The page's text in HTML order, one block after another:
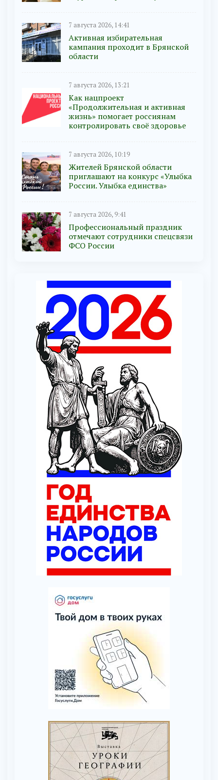
7 августа 2026, 14:41
Активная избирательная
кампания проходит в Брянской
области
7 августа 2026, 13:21
Как нацпроект
«Продолжительная и активная
жизнь» помогает россиянам
контролировать своё здоровье
7 августа 2026, 10:19
Жителей Брянской области
приглашают на конкурс «Улыбка
России. Улыбка единства»
7 августа 2026, 9:41
Профессиональный праздник
отмечают сотрудники спецсвязи
ФСО России